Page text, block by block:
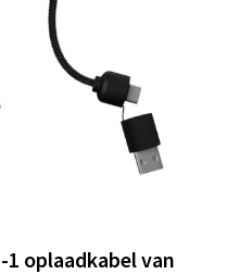
1 oplaadkabel van